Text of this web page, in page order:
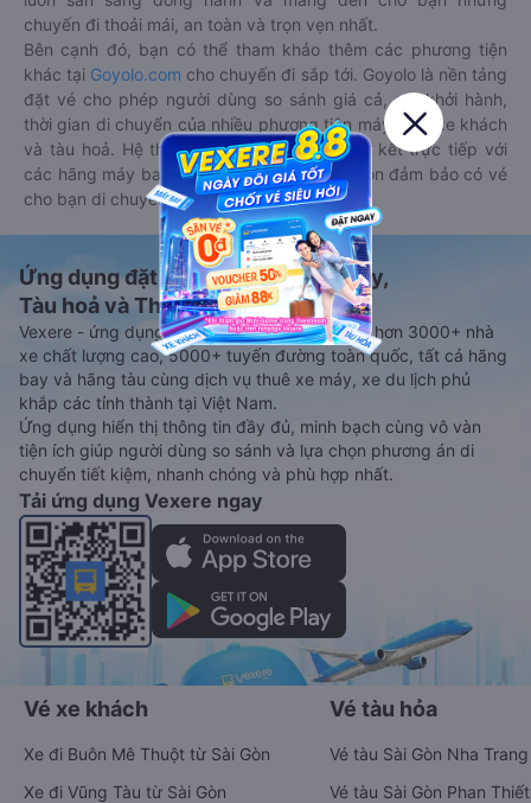
chuyến đi thoải mái, an toàn và trọn vẹn nhất.
Bên cạnh đó, bạn có thể tham khảo thêm các phương tiện
khác tại Goyolo.com cho chuyến đi sắp tới. Goyolo là nền tảng
đặt vé cho phép người dùng so sánh giá cả, giờ khởi hành,
thời gian di chuyển của nhiều phương tiện máy bay, xe khách
và tàu hoả. Hệ thống của Goyolo được liên kết trực tiếp với
các hãng máy bay, xe khách và tàu hoả, luôn đảm bảo có vé
cho bạn di chuyển.
Ứng dụng đặt vé Xe khách, Máy bay,
Tàu hoả và Thuê xe
Vexere - ứng dụng đặt vé đa phương tiện với hơn 3000+ nhà
xe chất lượng cao, 5000+ tuyến đường toàn quốc, tất cả hãng
bay và hãng tàu cùng dịch vụ thuê xe máy, xe du lịch phủ
khắp các tỉnh thành tại Việt Nam.
Ứng dụng hiển thị thông tin đầy đủ, minh bạch cùng vô vàn
tiện ích giúp người dùng so sánh và lựa chọn phương án di
chuyển tiết kiệm, nhanh chóng và phù hợp nhất.
Tải ứng dụng Vexere ngay
Vé xe khách
Xe đi Buôn Mê Thuột từ Sài Gòn
Xe đi Vũng Tàu từ Sài Gòn
Vé tàu hỏa
Vé tàu Sài Gòn Nha Trang
Vé tàu Sài Gòn Phan Thiết